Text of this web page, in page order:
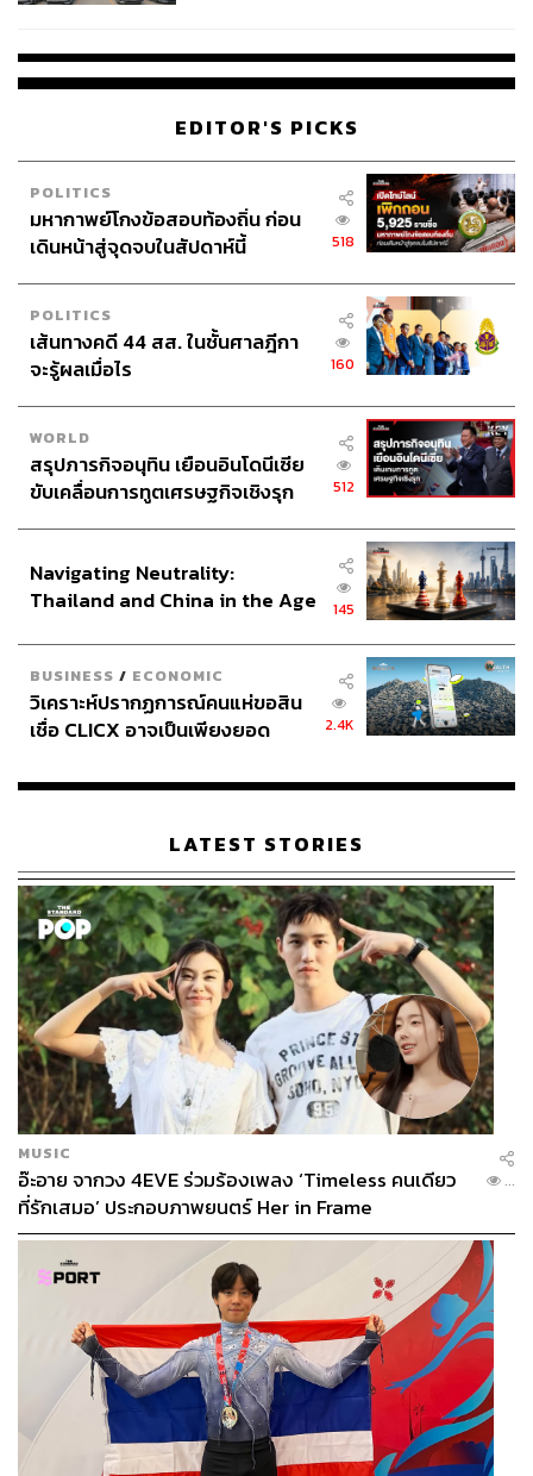
EDITOR'S PICKS
POLITICS
มหากาพย์โกงข้อสอบท้องถิ่น ก่อน
เดินหน้าสู่จุดจบในสัปดาห์นี้
518
POLITICS
เส้นทางคดี 44 สส. ในชั้นศาลฎีกา
จะรู้ผลเมื่อไร
160
WORLD
สรุปภารกิจอนุทิน เยือนอินโดนีเซีย
ขับเคลื่อนการทูตเศรษฐกิจเชิงรุก
512
Navigating Neutrality:
Thailand and China in the Age
145
BUSINESS / ECONOMIC
วิเคราะห์ปรากฏการณ์คนแห่ขอสิน
เชื่อ CLICX อาจเป็นเพียงยอด
เรือนไทยที่ถูกซุกไว้
2.4K
LATEST STORIES
MUSIC
อ๊ะอาย จากวง 4EVE ร่วมร้องเพลง ‘Timeless คนเดียว
ที่รักเสมอ’ ประกอบภาพยนตร์ Her in Frame
...